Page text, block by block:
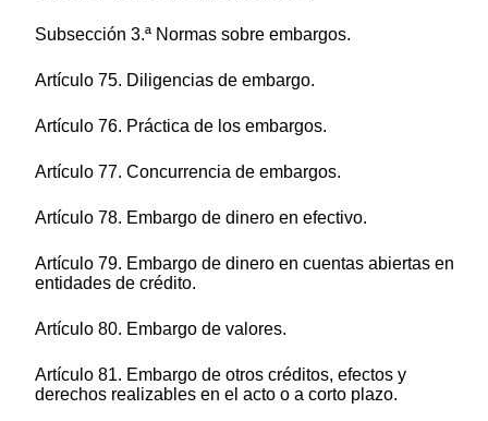
Subsección 3.ª Normas sobre embargos.
Artículo 75. Diligencias de embargo.
Artículo 76. Práctica de los embargos.
Artículo 77. Concurrencia de embargos.
Artículo 78. Embargo de dinero en efectivo.
Artículo 79. Embargo de dinero en cuentas abiertas en
entidades de crédito.
Artículo 80. Embargo de valores.
Artículo 81. Embargo de otros créditos, efectos y
derechos realizables en el acto o a corto plazo.